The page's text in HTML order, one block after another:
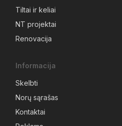
Tiltai ir keliai
NT projektai
Renovacija
Informacija
Skelbti
Norų sąrašas
Kontaktai